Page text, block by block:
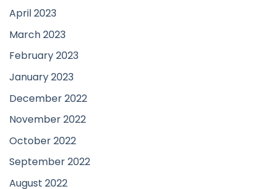
April 2023
March 2023
February 2023
January 2023
December 2022
November 2022
October 2022
September 2022
August 2022